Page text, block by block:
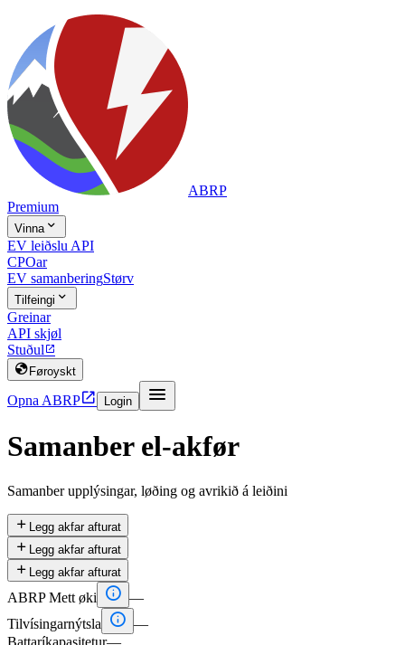
ABRP
Premium
Vinna 
EV leiðslu API
CPOar
EV samanberingStørv
Tilfeingi 
Greinar
API skjøl
Stuðul 
 Føroyskt
Opna ABRP Login 
Samanber el-akfør
Samanber upplýsingar, løðing og avrikið á leiðini
 Legg akfar afturat
 Legg akfar afturat
 Legg akfar afturat
ABRP Mett øki  —
Tilvísingarnýtsla
 —
Battaríkapasitetur—